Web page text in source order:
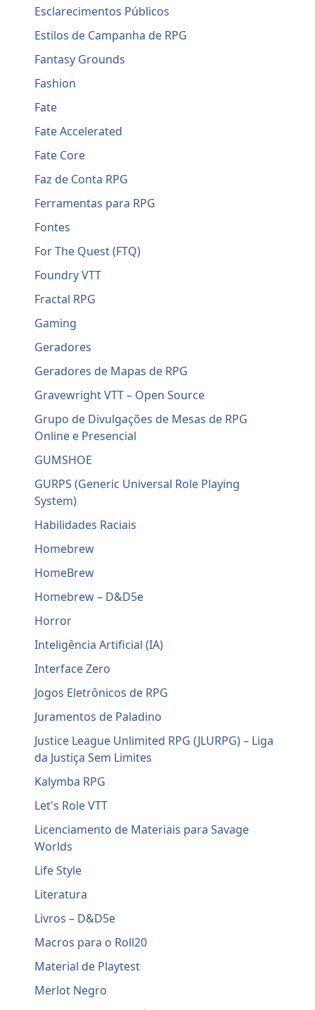
Esclarecimentos Públicos
Estilos de Campanha de RPG
Fantasy Grounds
Fashion
Fate
Fate Accelerated
Fate Core
Faz de Conta RPG
Ferramentas para RPG
Fontes
For The Quest (FTQ)
Foundry VTT
Fractal RPG
Gaming
Geradores
Geradores de Mapas de RPG
Gravewright VTT – Open Source
Grupo de Divulgações de Mesas de RPG
Online e Presencial
GUMSHOE
GURPS (Generic Universal Role Playing
System)
Habilidades Raciais
Homebrew
HomeBrew
Homebrew – D&D5e
Horror
Inteligência Artificial (IA)
Interface Zero
Jogos Eletrônicos de RPG
Juramentos de Paladino
Justice League Unlimited RPG (JLURPG) – Liga
da Justiça Sem Limites
Kalymba RPG
Let's Role VTT
Licenciamento de Materiais para Savage
Worlds
Life Style
Literatura
Livros – D&D5e
Macros para o Roll20
Material de Playtest
Merlot Negro